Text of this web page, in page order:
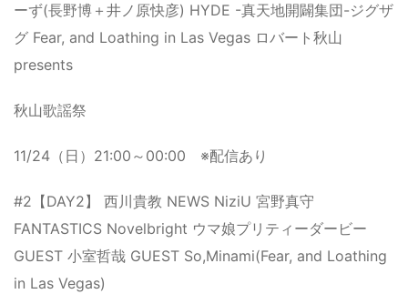
ーず(長野博＋井ノ原快彦) HYDE -真天地開闢集団-ジグザ
グ Fear, and Loathing in Las Vegas ロバート秋山
presents
秋山歌謡祭
11/24（日）21:00～00:00 ※配信あり
#2【DAY2】 西川貴教 NEWS NiziU 宮野真守
FANTASTICS Novelbright ウマ娘プリティーダービー
GUEST 小室哲哉 GUEST So,Minami(Fear, and Loathing
in Las Vegas)